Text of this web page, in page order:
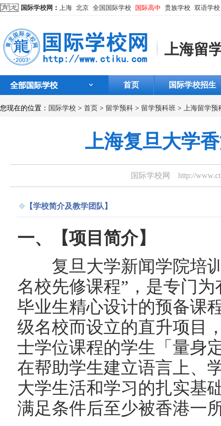
国际学校网 ： 上海 北京 全国国际学校 国际高中 贵族学校 双语学校
上海留
首页 国际学校招生
您现在的位置： 国际学校 > 首页 > 留学预科 > 留学预科班 > 上海留学预
上海复旦大学
国际学校网 http://
【学校简介及教学团队】
一、【项目简介】
复旦大学新闻学院培训
名校先修课程”，是专门
毕业生精心设计的预备课
级名校而设立的直升项目
士学位课程的学生「量身
在帮助学生建立语言上、
大学生活和学习的扎实基
满足条件后至少被香港一